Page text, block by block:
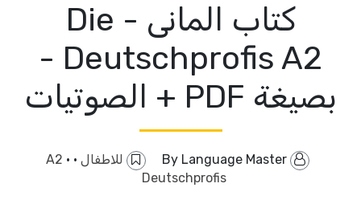
كتاب المانى - Die
Deutschprofis A2 -
بصيغة PDF + الصوتيات
By
Language Master للاطفال ·
A2 ·
Deutschprofis